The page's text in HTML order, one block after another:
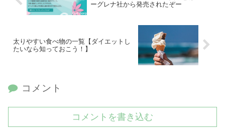
ーグレナ社から発売されたぞー
太りやすい食べ物の一覧【ダイエットし
たいなら知っておこう！】
コメント
コメントを書き込む